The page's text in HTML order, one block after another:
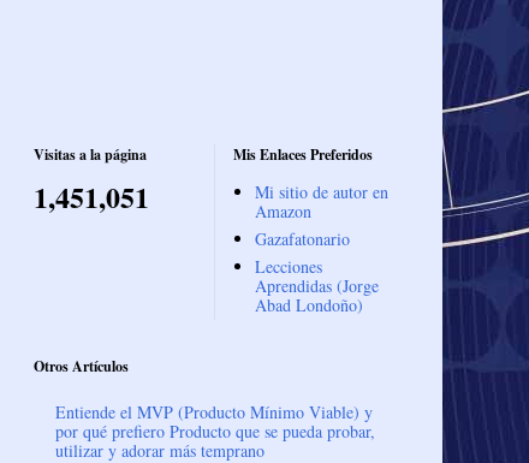
Visitas a la página
1,451,051
Mis Enlaces Preferidos
Mi sitio de autor en
Amazon
Gazafatonario
Lecciones
Aprendidas (Jorge
Abad Londoño)
Otros Artículos
Entiende el MVP (Producto Mínimo Viable) y
por qué prefiero Producto que se pueda probar,
utilizar y adorar más temprano